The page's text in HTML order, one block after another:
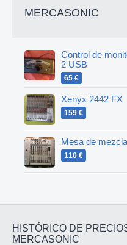
MERCASONIC
Control de
2 USB
65 €
Xenyx 2442 FX
159 €
Mesa de
110 €
HISTÓRICO DE
MERCASONIC